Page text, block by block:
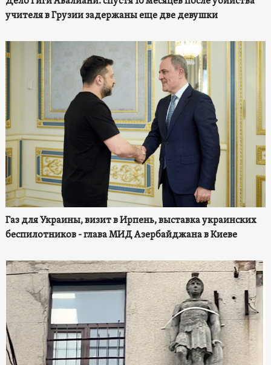
учителя в Грузии задержаны еще две девушки
Газ для Украины, визит в Ирпень, выставка украинских
беспилотников - глава МИД Азербайджана в Киеве